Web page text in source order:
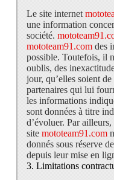
Le site internet
une information
société.
mototeam91.comdes
possible. Toutefois, il
oublis, des
jour, qu’elles soient
partenaires qui lui
les informations
sont données à titre
d’évoluer. Par
site mototeam91.com
donnés sous réserve
depuis leur mise en
3. Limitations